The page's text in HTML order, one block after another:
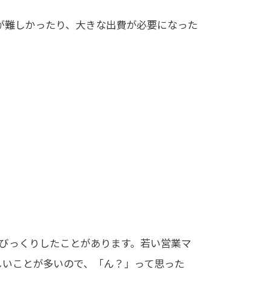
しかったり、大きな出費が必要になった
っくりしたことがあります。若い営業マ
ことが多いので、「ん？」って思った